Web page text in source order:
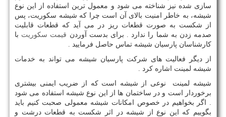
سازی شده نیز شناخته می شود و معمول ترین استفاده از این نوع
شیشه، به خاطر امنیت بالای آن است چرا که شیشه سکوریت، پس
از شکست به صورت قطعات ریز در می آید که قطعات قابلیت
صدمه زدن به شما را ندارد . برای بدست آوردن قیمت سکوریت با
کارشناسان پارسیان شیشه تماس حاصل فرمایید .
از دیگر فعالیت های شرکت پارسیان شیشه می تواند به خدمات
شیشه لمینت اشاره کرد .
شیشه لمینت نوعی از شیشه است که از ضریب ایمنی بیشتری
برخوردار است و در ساختمان ها از این نوع شیشه استفاده می شود
. اگر بخواهیم در خصوص امکانات شیشه معمولی صحبت کنیم باید
بگوییم که این نوع از شیشه در اثر شکست به قطعات درشت و